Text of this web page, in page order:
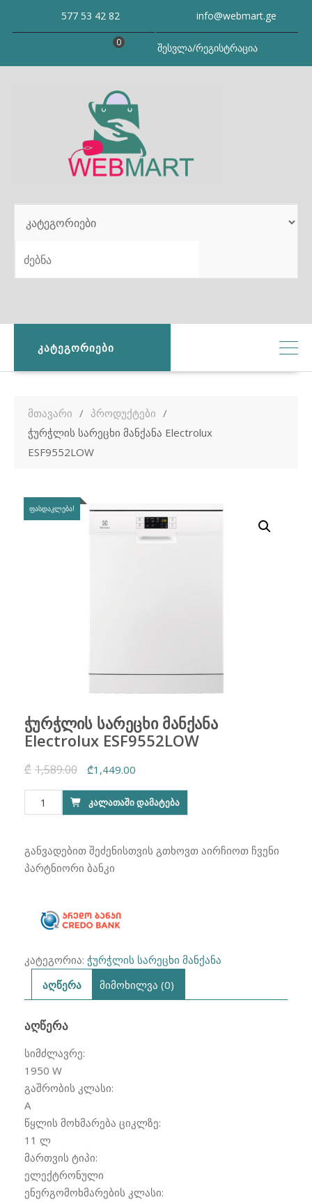
577 53 42 82 info@webmart.ge
შესვლა/რეგისტრაცია
0
SEARCH
ᲙᲐᲢᲔᲒᲝᲠᲘᲔᲑᲘ
მთავარი
პროდუქტები
ჭურჭლის სარეცხი მანქანა Electrolux
ESF9552LOW
ᲤᲐᲡᲓᲐᲙᲚᲔᲑᲐ!
ჭურჭლის სარეცხი მანქანა
Electrolux ESF9552LOW
₾ 1,589.00
Original
price
was:
₾1,449.00
price
is:
რაოდენობა:
ჭურჭლის
მანქანა
Electrolux
ᲙᲐᲚᲐᲗᲐᲨᲘ ᲓᲐᲛᲐᲢᲔᲑᲐ
განვადებით შეძენისთვის გთხოვთ აირჩიოთ ჩვენი
პარტნიორი ბანკი
კატეგორია: ჭურჭლის სარეცხი მანქანა
აღწერა
მიმოხილვა (0)
ᲐᲦᲬᲔᲠᲐ
სიმძლავრე:
1950 W
გაშრობის კლასი:
A
წყლის მოხმარება ციკლზე:
11 ლ
მართვის ტიპი:
ელექტრონული
ენერგომოხმარების კლასი: